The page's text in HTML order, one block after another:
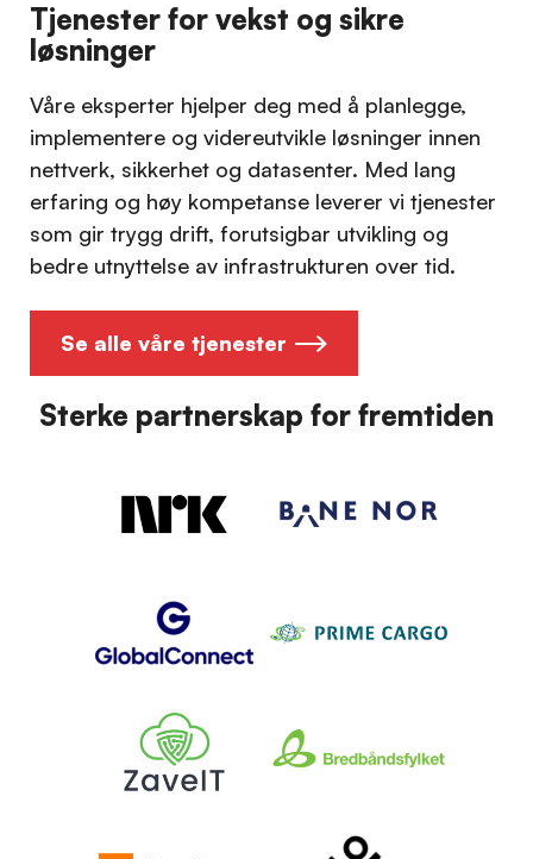
Tjenester for vekst og sikre
løsninger
Våre eksperter hjelper deg med å planlegge,
implementere og videreutvikle løsninger innen
nettverk, sikkerhet og datasenter. Med lang
erfaring og høy kompetanse leverer vi tjenester
som gir trygg drift, forutsigbar utvikling og
bedre utnyttelse av infrastrukturen over tid.
Se alle våre tjenester
Sterke partnerskap for fremtiden